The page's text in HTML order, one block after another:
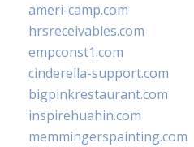
ameri-camp.com
hrsreceivables.com
empconst1.com
cinderella-support.com
bigpinkrestaurant.com
inspirehuahin.com
memmingerspainting.com